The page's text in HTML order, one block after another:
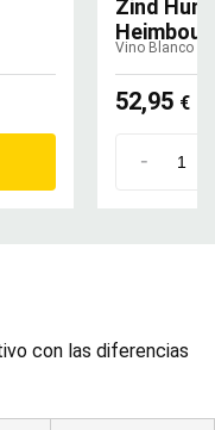
Zind
Vino Blanco
52,95 €
-
con las diferencias